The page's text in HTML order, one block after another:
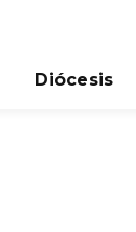
Diócesis